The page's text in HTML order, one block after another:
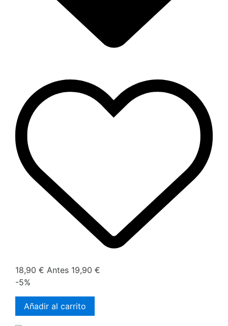
18,90 € Antes 19,90 €
-5%
Añadir al carrito